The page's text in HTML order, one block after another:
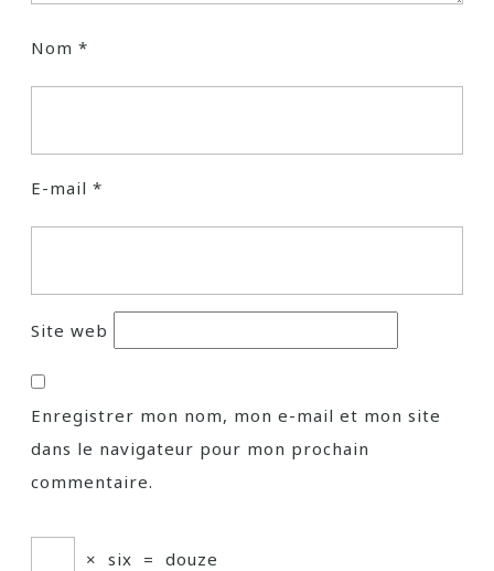
Nom *
E-mail *
Site web
Enregistrer mon nom, mon e-mail et mon site
dans le navigateur pour mon prochain
commentaire.
× six = douze